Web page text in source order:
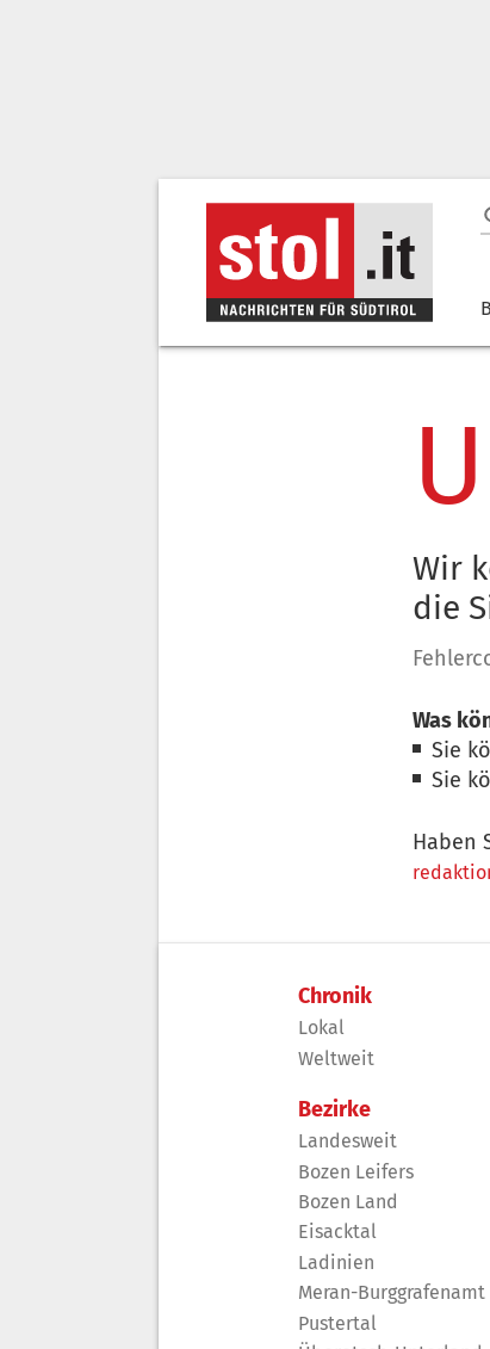
Wir
die
Was
Sie
Sie
Haben
Chronik
Lokal
Weltweit
Bezirke
Landesweit
Bozen Leifers
Bozen Land
Eisacktal
Ladinien
Meran-Burggrafenamt
Pustertal